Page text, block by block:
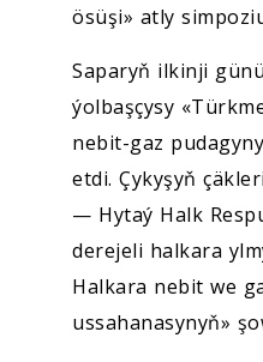
ösüşi» atly
Saparyň ilkinji
ýolbaşçysy
nebit-gaz
etdi. Çykyşyň
— Hytaý Halk
derejeli halkara
Halkara nebit we
ussahanasynyň»